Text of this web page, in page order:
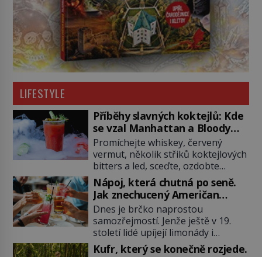
LIFESTYLE
Příběhy slavných koktejlů: Kde
se vzal Manhattan a Bloody
Mary?
Promíchejte whiskey, červený
vermut, několik střiků koktejlových
bitters a led, sceďte, ozdobte
koktejlovou třešinkou a tadá…
Manhattan je tu! A pokud to má být
skutečně on, dejte si pozor, ať
místo klasické americké rye
whiskey či klidně bourbonu
nepoužijete skotskou whisku. Co
se stane? Inu, koktejl bude stále
Nápoj, která chutná po seně.
Jak znechucený Američan
vymyslel brčko
Dnes je brčko naprostou
samozřejmostí. Jenže ještě v 19.
století lidé upíjejí limonády i
koktejly dutými stébly žita nebo
Kufr, který se konečně rozjede.